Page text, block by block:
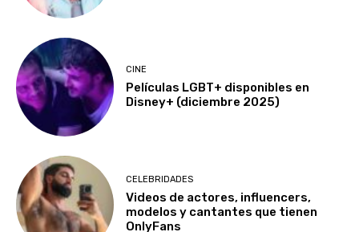
CINE
Películas LGBT+ disponibles en
Disney+ (diciembre 2025)
CELEBRIDADES
Videos de actores, influencers,
modelos y cantantes que tienen
OnlyFans